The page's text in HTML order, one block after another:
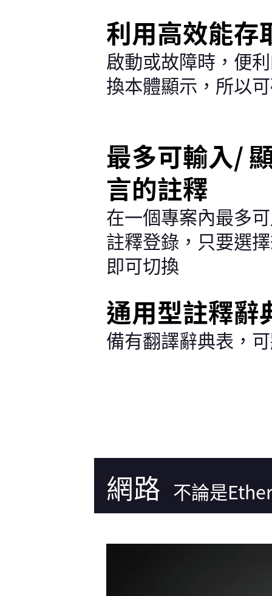
利用高效能存
啟動或故障時，便
換本體顯示，所以
最多可輸入/
言的註釋
在一個專案內最多
註釋登錄，只要選
即可切換
通用型註釋辭
備有翻譯辭典表，
網路 不論是